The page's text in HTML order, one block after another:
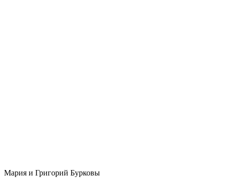
Мария и Григорий Бурковы